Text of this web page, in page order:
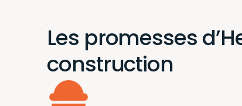
Les promesses
construction